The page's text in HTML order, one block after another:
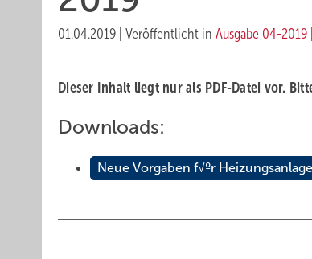
01.04.2019 Veröffentlicht in Ausgabe 04-2019
Dieser Inhalt liegt nur als PDF-Datei vor.
Downloads:
Neue Vorgaben f√ºr